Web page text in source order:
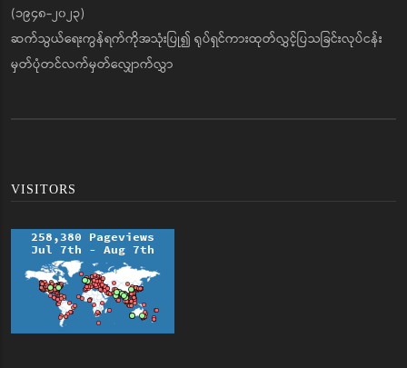
(၁၉၄၈-၂၀၂၃)
ဆက်သွယ်ရေးကွန်ရက်ကိုအသုံးပြု၍ ရုပ်ရှင်ကားထုတ်လွှင့်ပြသခြင်းလုပ်ငန်း
မှတ်ပုံတင်လက်မှတ်လျှောက်လွှာ
VISITORS